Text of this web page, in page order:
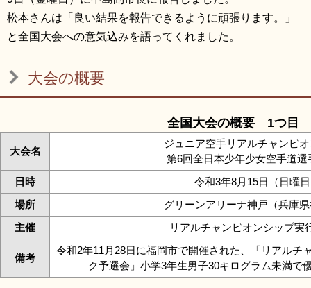
閉じる
松本さんは「良い結果を報告できるように頑張ります。」
と全国大会への意気込みを語ってくれました。
大会の概要
全国大会の概要 1つ目
大会名
ジュニア空手リアルチャンピ
第6回全日本少年少女空手道選
日時
令和3年8月15日（日曜
場所
グリーンアリーナ神戸（兵庫
主催
リアルチャンピオンシップ実
備考
令和2年11月28日に福岡市で開催された、「リアルチ
ク予選会」小学3年生男子30キログラム未満で